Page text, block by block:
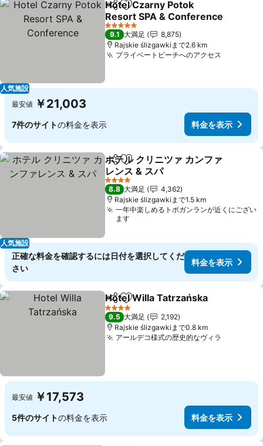
人気施設
シェアお気に入りに追加
Hotel Czarny Potok
Resort SPA & Conference
料金を表示
5 ホテルのランク
9.1 大満足
8,875
Rajskie ślizgawkiまで2.6 km
プライベートビーチへのアクセス
最安値 ￥21,003
7件のサイトの料金を表示 料金を表示
人気施設
シェアお気に入りに追加
ホテル クリニツァ カンファ
レンス & スパ
料金を表示
4 ホテルのランク
8.8 大満足
4,362
Rajskie ślizgawkiまで1.5 km
一年中楽しめるトボガンランが近くにござい
ます
正確な料金を確認するには日付を選択してくだ
さい
料金を表示
シェアお気に入りに追加
Hotel Willa Tatrzańska
4 ホテルのランク
9.5 大満足
2,192
Rajskie ślizgawkiまで0.8 km
アールデコ様式の歴史的なヴィラ
最安値 ￥17,573
5件のサイトの料金を表示 料金を表示